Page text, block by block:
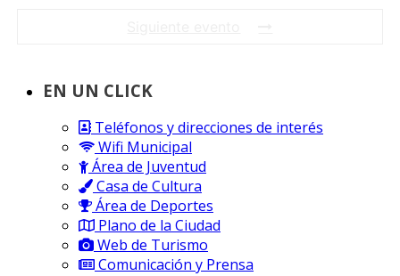
EN UN CLICK
Teléfonos y direcciones de interés
Wifi Municipal
Área de Juventud
Casa de Cultura
Área de Deportes
Plano de la Ciudad
Web de Turismo
Comunicación y Prensa